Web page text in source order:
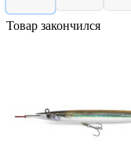
Товар закончился